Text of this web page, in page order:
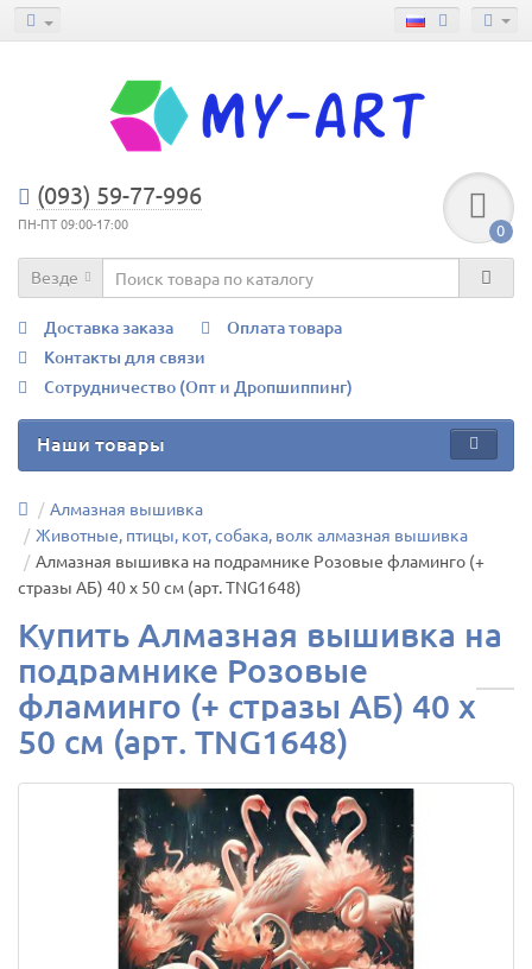
(093) 59-77-996
ПН-ПТ 09:00-17:00 0
Везде
Доставка заказа
Оплата товара
Контакты для связи
Сотрудничество (Опт и Дропшиппинг)
Наши товары
Алмазная вышивка
Животные, птицы, кот, собака, волк алмазная вышивка
Алмазная вышивка на подрамнике Розовые фламинго (+
стразы АБ) 40 х 50 см (арт. TNG1648)
Купить Алмазная вышивка на
подрамнике Розовые
фламинго (+ стразы АБ) 40 х
50 см (арт. TNG1648)